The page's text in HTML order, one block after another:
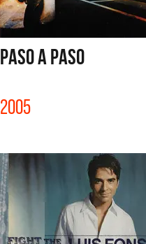
PASO A PASO
2005